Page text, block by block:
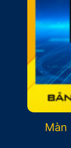
Màn